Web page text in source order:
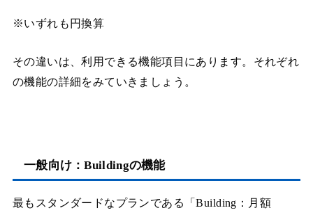
※いずれも円換算
その違いは、利用できる機能項目にあります。それぞれ
の機能の詳細をみていきましょう。
一般向け：Buildingの機能
最もスタンダードなプランである「Building：月額